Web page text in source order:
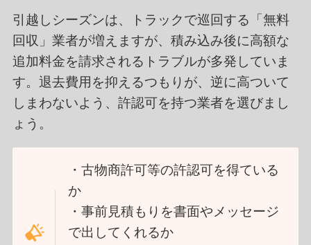
引越しシーズンは、トラックで巡回する「無料
回収」業者が増えますが、積み込み後に高額な
追加料金を請求されるトラブルが多発していま
す。退去費用を抑えるつもりが、逆に高ついて
しまわないよう、許認可を持つ業者を選びまし
ょう。
・古物商許可等の許認可を得ている
か
・事前見積もりを書面やメッセージ
で出してくれるか